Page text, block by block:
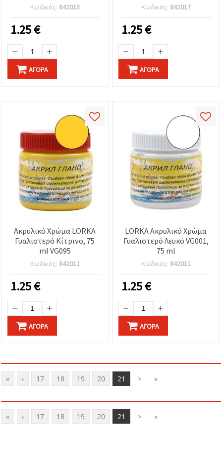
Κωδικός: 842015
1.25€
ΑΓΟΡΆ
Κωδικός: 842017
1.25€
ΑΓΟΡΆ
Ακρυλικό Χρώμα LORKA
Γυαλιστερό Κίτρινο, 75
ml VG095
Κωδικός: 842012
1.25€
ΑΓΟΡΆ
LORKA Ακρυλικό Χρώμα
Γυαλιστερό Λευκό VG001,
75 ml
Κωδικός: 842011
1.25€
ΑΓΟΡΆ
« ‹ 17 18 19 20 21 > »
« ‹ 17 18 19 20 21 > »